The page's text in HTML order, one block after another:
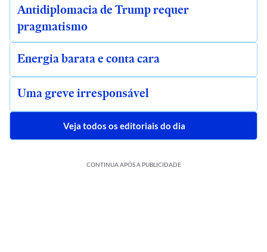
Antidiplomacia de Trump requer
pragmatismo
Energia barata e conta cara
Uma greve irresponsável
Veja todos os editoriais do dia
CONTINUA APÓS A PUBLICIDADE